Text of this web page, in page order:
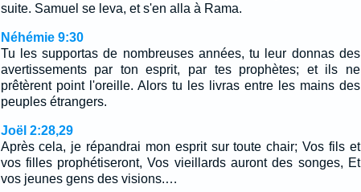
suite. Samuel se leva, et s'en alla à Rama.
Néhémie 9:30
Tu les supportas de nombreuses années, tu leur donnas des
avertissements par ton esprit, par tes prophètes; et ils ne
prêtèrent point l'oreille. Alors tu les livras entre les mains des
peuples étrangers.
Joël 2:28,29
Après cela, je répandrai mon esprit sur toute chair; Vos fils et
vos filles prophétiseront, Vos vieillards auront des songes, Et
vos jeunes gens des visions.…